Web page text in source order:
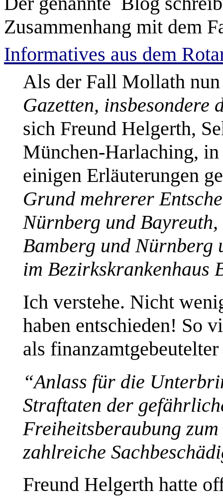
Zusammenhang mit dem
Informatives aus dem
Als der Fall Mollath
Gazetten, insbesondere
sich Freund Helgerth,
München-Harlaching,
einigen Erläuterungen
Grund mehrerer
Nürnberg und
Bamberg und Nürnberg
im Bezirkskrankenhaus
Ich verstehe. Nicht
haben entschieden! So
als
“Anlass für die
Straftaten der
Freiheitsberaubung
zahlreiche
Freund Helgerthhatte